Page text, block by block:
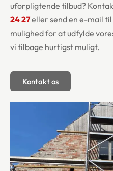
uforpligtende tilbud?
24 27eller send en e-mail til
mulighed for at udfylde
vi tilbage hurtigst muligt.
Kontakt os